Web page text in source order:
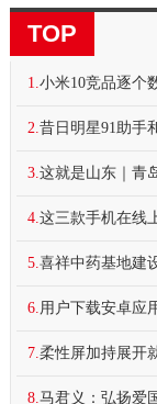
TOP
1.小米10竞品逐个
2.昔日明星91助手
3.这就是山东｜青
4.这三款手机在线
5.喜祥中药基地建
6.用户下载安卓应
7.柔性屏加持展开
8.马君义：弘扬爱